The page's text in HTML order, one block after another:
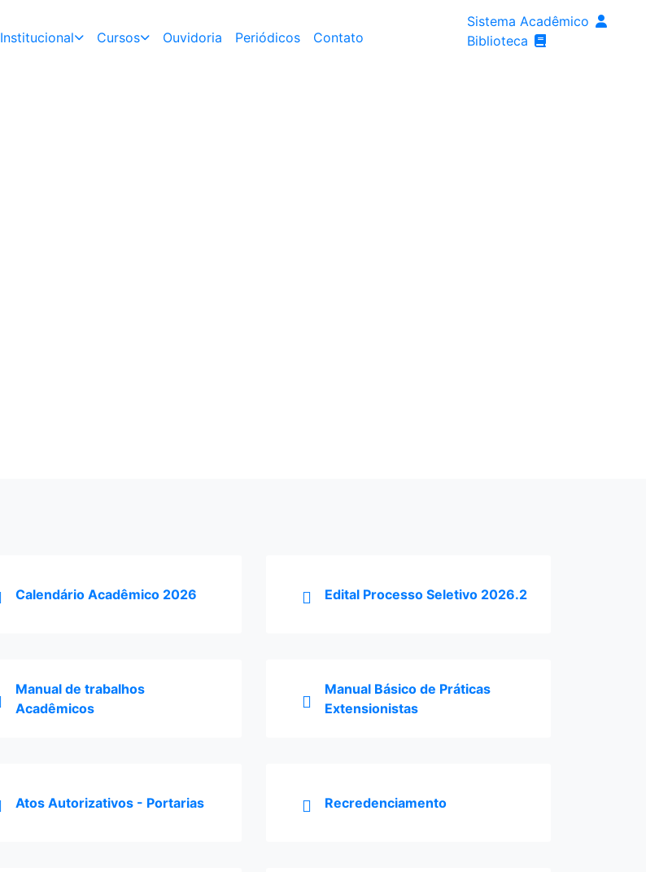
Institucional Cursos Ouvidoria Periódicos Contato
Sistema Acadêmico
Biblioteca
Calendário Acadêmico 2026 Edital Processo Seletivo 2026.2
Manual de trabalhos
Acadêmicos
Manual Básico de Práticas
Extensionistas
Atos Autorizativos - Portarias Recredenciamento